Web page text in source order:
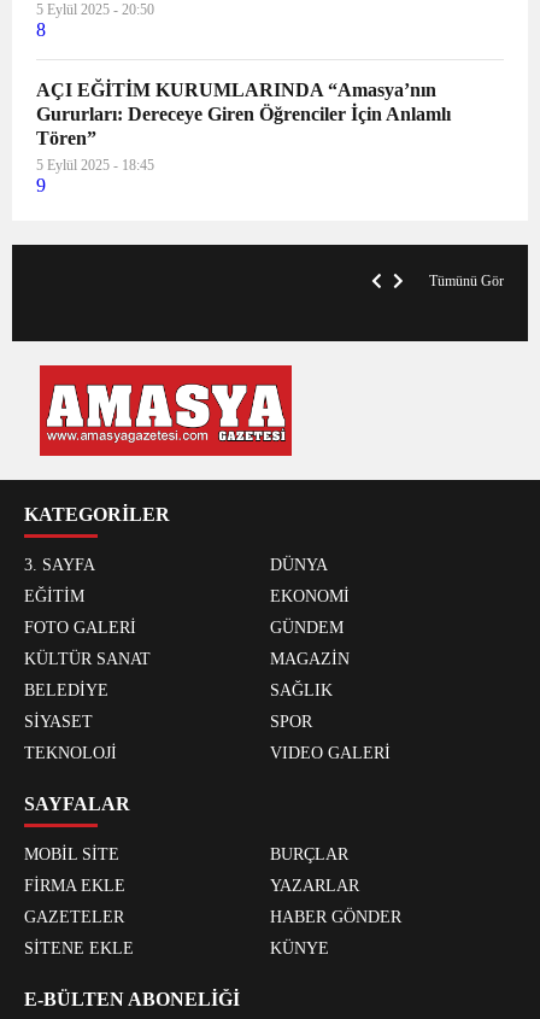
5 Eylül 2025 - 20:50
8
AÇI EĞİTİM KURUMLARINDA “Amasya’nın
Gururları: Dereceye Giren Öğrenciler İçin Anlamlı
Tören”
5 Eylül 2025 - 18:45
9
Tümünü Gör
KATEGORİLER
3. SAYFA
DÜNYA
EĞİTİM
EKONOMİ
FOTO GALERİ
GÜNDEM
KÜLTÜR SANAT
MAGAZİN
BELEDİYE
SAĞLIK
SİYASET
SPOR
TEKNOLOJİ
VIDEO GALERİ
SAYFALAR
MOBİL SİTE
BURÇLAR
FİRMA EKLE
YAZARLAR
GAZETELER
HABER GÖNDER
SİTENE EKLE
KÜNYE
E-BÜLTEN ABONELİĞİ